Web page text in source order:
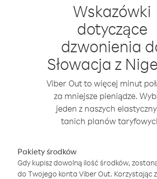
Wskazówki
dotyczące
dzwonienia
Słowacja z
Viber Out to więcej minut
za mniejsze pieniądze.
jeden z naszych
tanich planów
Pakiety środków
Gdy kupisz dowolną ilość środków,
do Twojego konta Viber Out. Korzystając